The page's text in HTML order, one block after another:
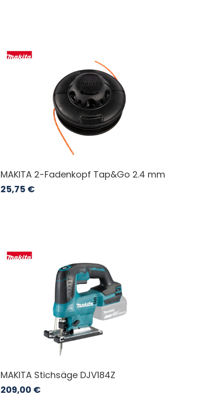
MAKITA 2-Fadenkopf Tap&Go 2.4 mm
25,75€
MAKITA Stichsäge DJV184Z
209,00€